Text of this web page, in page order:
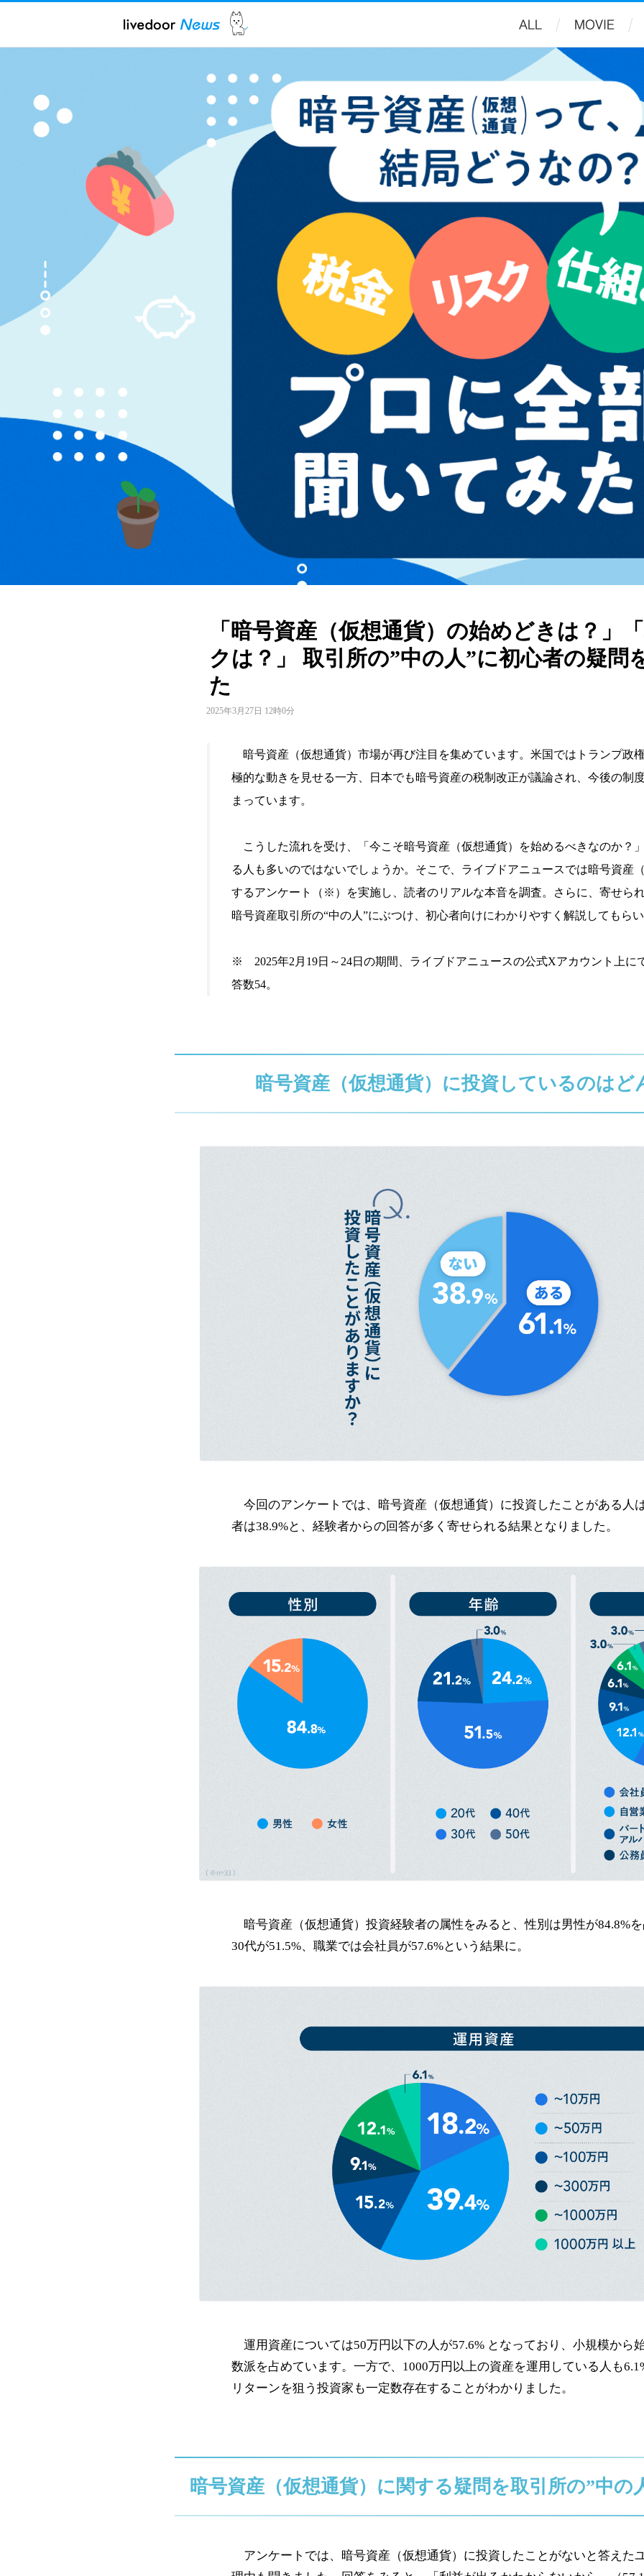
「暗号資産（仮想通貨）の始めどきは？」
クは？」 取引所の”中の人”に初心者の疑問
た
2025年3月27日 12時0分
暗号資産（仮想通貨）市場が再び注目を集めています。米国ではトランプ政
極的な動きを見せる一方、日本でも暗号資産の税制改正が議論され、今後の制
まっています。
こうした流れを受け、「今こそ暗号資産（仮想通貨）を始めるべきなのか？
る人も多いのではないでしょうか。そこで、ライブドアニュースでは暗号資産
するアンケート（※）を実施し、読者のリアルな本音を調査。さらに、寄せら
暗号資産取引所の“中の人”にぶつけ、初心者向けにわかりやすく解説してもら
※ 2025年2月19日～24日の期間、ライブドアニュースの公式Xアカウント上に
答数54。
暗号資産（仮想通貨）に投資しているのはど
今回のアンケートでは、暗号資産（仮想通貨）に投資したことがある人
者は38.9%と、経験者からの回答が多く寄せられる結果となりました。
暗号資産（仮想通貨）投資経験者の属性をみると、性別は男性が84.8%
30代が51.5%、職業では会社員が57.6%という結果に。
運用資産については50万円以下の人が57.6% となっており、小規模から
数派を占めています。一方で、1000万円以上の資産を運用している人も
リターンを狙う投資家も一定数存在することがわかりました。
暗号資産（仮想通貨）に関する疑問を取引所の”中の
アンケートでは、暗号資産（仮想通貨）に投資したことがないと答えた